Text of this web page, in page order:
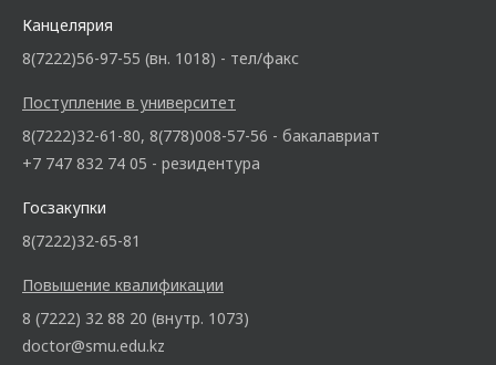
Канцелярия
8(7222)56-97-55 (вн. 1018) - тел/факс
Поступление в университет
8(7222)32-61-80, 8(778)008-57-56 - бакалавриат
+7 747 832 74 05 - резидентура
Госзакупки
8(7222)32-65-81
Повышение квалификации
8 (7222) 32 88 20 (внутр. 1073)
doctor@smu.edu.kz